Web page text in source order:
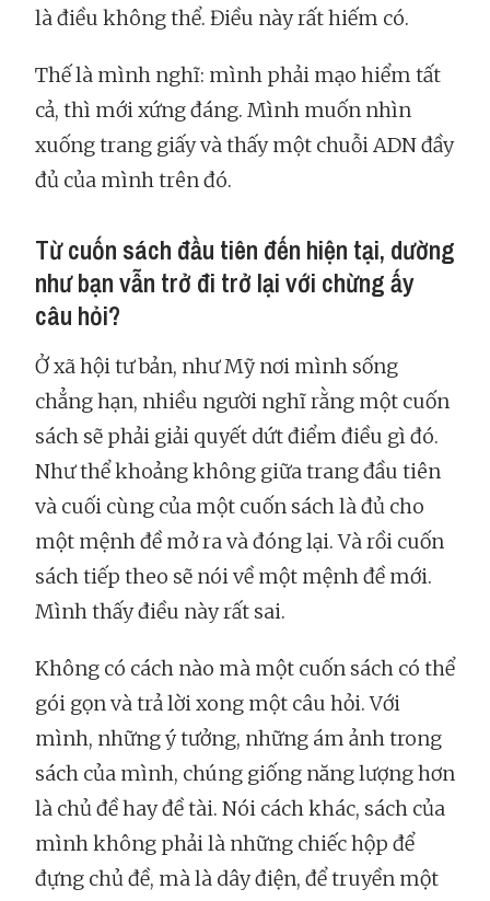
là điều không thể. Điều này rất hiếm có.
Thế là mình nghĩ: mình phải mạo hiểm tất
cả, thì mới xứng đáng. Mình muốn nhìn
xuống trang giấy và thấy một chuỗi ADN đầy
đủ của mình trên đó.
Từ cuốn sách đầu tiên đến hiện tại, dường
như bạn vẫn trở đi trở lại với chừng ấy
câu hỏi?
Ở xã hội tư bản, như Mỹ nơi mình sống
chẳng hạn, nhiều người nghĩ rằng một cuốn
sách sẽ phải giải quyết dứt điểm điều gì đó.
Như thể khoảng không giữa trang đầu tiên
và cuối cùng của một cuốn sách là đủ cho
một mệnh đề mở ra và đóng lại. Và rồi cuốn
sách tiếp theo sẽ nói về một mệnh đề mới.
Mình thấy điều này rất sai.
Không có cách nào mà một cuốn sách có thể
gói gọn và trả lời xong một câu hỏi. Với
mình, những ý tưởng, những ám ảnh trong
sách của mình, chúng giống năng lượng hơn
là chủ đề hay đề tài. Nói cách khác, sách của
mình không phải là những chiếc hộp để
đựng chủ đề, mà là dây điện, để truyền một